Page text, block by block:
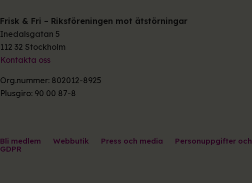
Frisk & Fri – Riksföreningen mot ätstörningar
Inedalsgatan 5
112 32 Stockholm
Kontakta oss
Org.nummer: 802012-8925
Plusgiro: 90 00 87-8
Bli medlem Webbutik Press och media
Personuppgifter och
GDPR